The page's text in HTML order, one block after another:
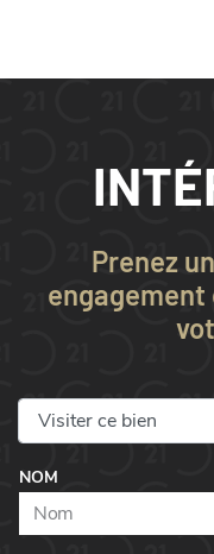
Prenez
NOM